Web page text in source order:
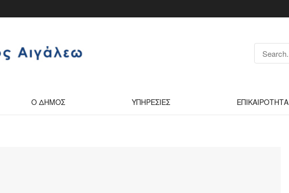
Ο ΔΗΜΟΣ ΥΠΗΡΕΣΙΕΣ ΕΠΙΚΑΙΡΟΤΗΤΑ